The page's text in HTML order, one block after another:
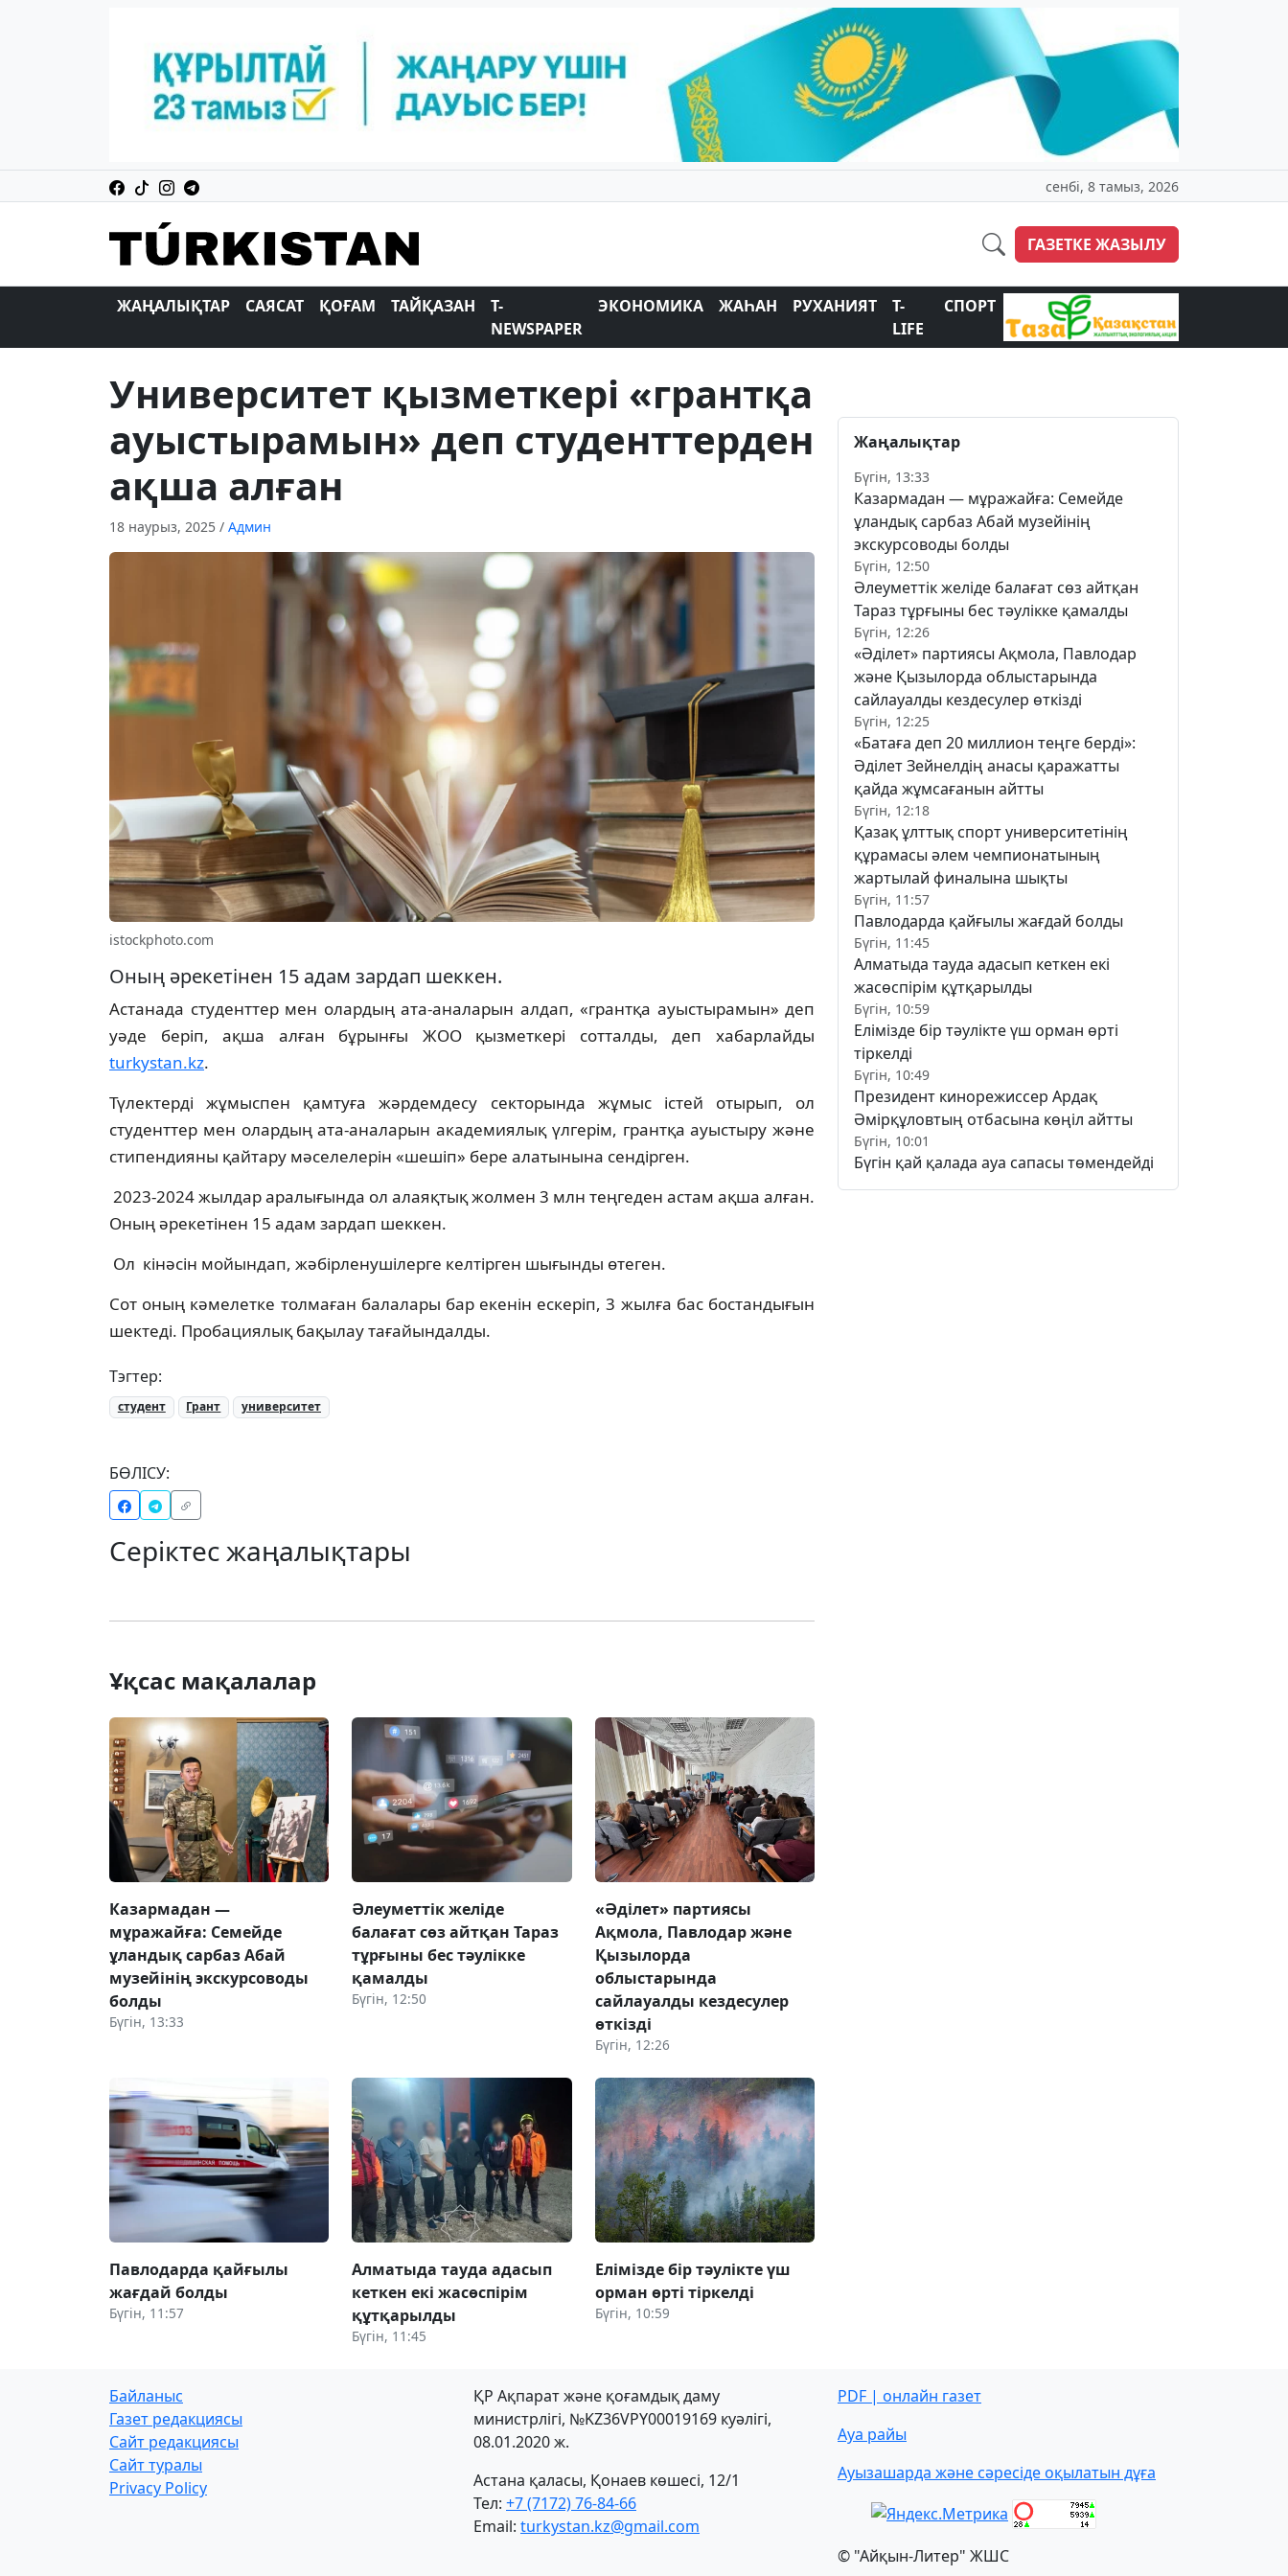
сенбі, 8 тамыз, 2026
ГАЗЕТКЕ ЖАЗЫЛУ
ЖАҢАЛЫҚТАР САЯСАТ ҚОҒАМ ТАЙҚАЗАН
T-
NEWSPAPER
ЭКОНОМИКА ЖАҺАН РУХАНИЯТ
T-
LIFE
СПОРТ
Университет қызметкері «грантқа
ауыстырамын» деп студенттерден
ақша алған
18 наурыз, 2025 / Админ
istockphoto.com
Оның әрекетінен 15 адам зардап шеккен.
Астанада студенттер мен олардың ата-аналарын алдап, «грантқа ауыстырамын» деп
уәде беріп, ақша алған бұрынғы ЖОО қызметкері сотталды, деп хабарлайды
turkystan.kz.
Түлектерді жұмыспен қамтуға жәрдемдесу секторында жұмыс істей отырып, ол
студенттер мен олардың ата-аналарын академиялық үлгерім, грантқа ауыстыру және
стипендияны қайтару мәселелерін «шешіп» бере алатынына сендірген.
2023-2024 жылдар аралығында ол алаяқтық жолмен 3 млн теңгеден астам ақша алған.
Оның әрекетінен 15 адам зардап шеккен.
Ол кінәсін мойындап, жәбірленушілерге келтірген шығынды өтеген.
Сот оның кәмелетке толмаған балалары бар екенін ескеріп, 3 жылға бас бостандығын
шектеді. Пробациялық бақылау тағайындалды.
Тэгтер:
студент Грант университет
БӨЛІСУ:
Серіктес жаңалықтары
Ұқсас мақалалар
Казармадан —
мұражайға: Семейде
ұландық сарбаз Абай
музейінің экскурсоводы
болды
Бүгін, 13:33
Әлеуметтік желіде
балағат сөз айтқан Тараз
тұрғыны бес тәулікке
қамалды
Бүгін, 12:50
«Әділет» партиясы
Ақмола, Павлодар және
Қызылорда
облыстарында
сайлауалды кездесулер
өткізді
Бүгін, 12:26
Павлодарда қайғылы
жағдай болды
Бүгін, 11:57
Алматыда тауда адасып
кеткен екі жасөспірім
құтқарылды
Бүгін, 11:45
Елімізде бір тәулікте үш
орман өрті тіркелді
Бүгін, 10:59
Жаңалықтар
Бүгін, 13:33
Казармадан — мұражайға: Семейде
ұландық сарбаз Абай музейінің
экскурсоводы болды
Бүгін, 12:50
Әлеуметтік желіде балағат сөз айтқан
Тараз тұрғыны бес тәулікке қамалды
Бүгін, 12:26
«Әділет» партиясы Ақмола, Павлодар
және Қызылорда облыстарында
сайлауалды кездесулер өткізді
Бүгін, 12:25
«Батаға деп 20 миллион теңге берді»:
Әділет Зейнелдің анасы қаражатты
қайда жұмсағанын айтты
Бүгін, 12:18
Қазақ ұлттық спорт университетінің
құрамасы әлем чемпионатының
жартылай финалына шықты
Бүгін, 11:57
Павлодарда қайғылы жағдай болды
Бүгін, 11:45
Алматыда тауда адасып кеткен екі
жасөспірім құтқарылды
Бүгін, 10:59
Елімізде бір тәулікте үш орман өрті
тіркелді
Бүгін, 10:49
Президент кинорежиссер Ардақ
Әмірқұловтың отбасына көңіл айтты
Бүгін, 10:01
Бүгін қай қалада ауа сапасы төмендейді
Байланыс
Газет редакциясы
Сайт редакциясы
Сайт туралы
Privacy Policy
ҚР Ақпарат және қоғамдық даму
министрлігі, №KZ36VPY00019169 куәлігі,
08.01.2020 ж.
Астана қаласы, Қонаев көшесі, 12/1
Тел: +7 (7172) 76-84-66
Email: turkystan.kz@gmail.com
PDF | онлайн газет
Ауа райы
Ауызашарда және сәресіде оқылатын дұға
© "Айқын-Литер" ЖШС